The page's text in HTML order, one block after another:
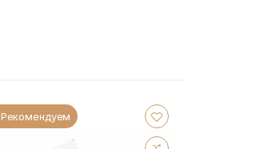
Рекомендуем